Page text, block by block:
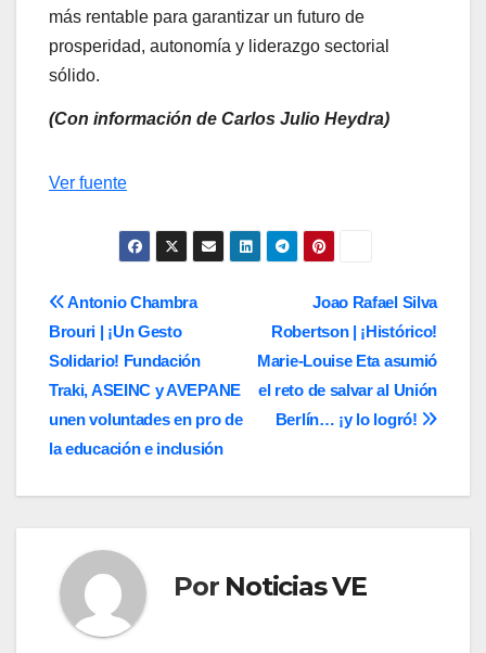
más rentable para garantizar un futuro de
prosperidad, autonomía y liderazgo sectorial
sólido.
(Con información de Carlos Julio Heydra)
Navegación
entradas
Ver fuente
Navegación
de
entradas
Joao Rafael Silva
Robertson | ¡Histórico!
Marie-Louise Eta asumió
el reto de salvar al Unión
Berlín… ¡y lo logró!
Antonio Chambra
Brouri | ¡Un Gesto
Solidario! Fundación
Traki, ASEINC y AVEPANE
unen voluntades en pro de
la educación e inclusión
Por Noticias VE